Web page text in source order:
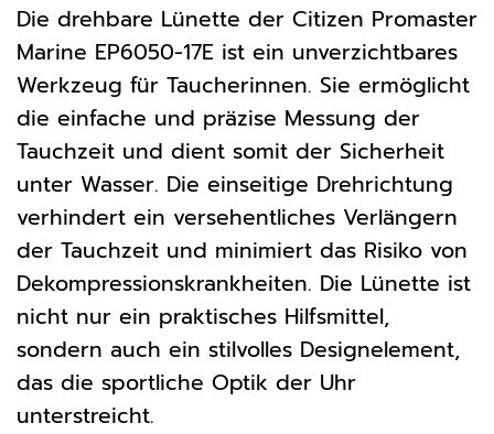
Die drehbare Lünette der Citizen Promaster
Marine EP6050-17E ist ein unverzichtbares
Werkzeug für Taucherinnen. Sie ermöglicht
die einfache und präzise Messung der
Tauchzeit und dient somit der Sicherheit
unter Wasser. Die einseitige Drehrichtung
verhindert ein versehentliches Verlängern
der Tauchzeit und minimiert das Risiko von
Dekompressionskrankheiten. Die Lünette ist
nicht nur ein praktisches Hilfsmittel,
sondern auch ein stilvolles Designelement,
das die sportliche Optik der Uhr
unterstreicht.